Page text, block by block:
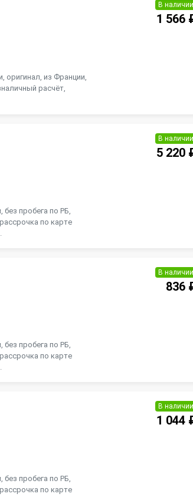
оригинал, из Франции,
расчёт,
В наличии
1 566
пробега по РБ,
по карте
В наличии
5 220
пробега по РБ,
по карте
В наличии
836
пробега по РБ,
по карте
В наличии
1 044